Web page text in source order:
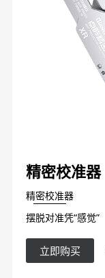
精密校准器
精密校准器
摆脱对准凭“感觉”
立即购买